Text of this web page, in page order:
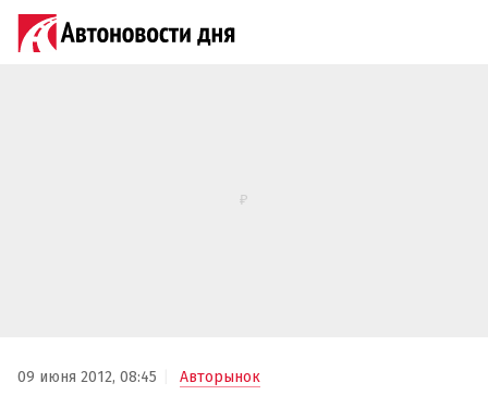
09 июня 2012, 08:45 Авторынок